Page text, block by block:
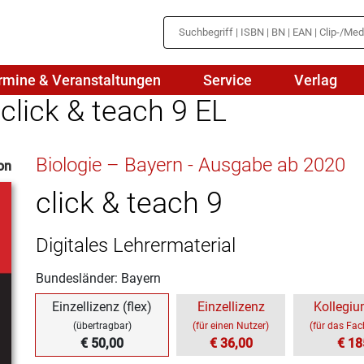
Medienbildung
Naturwissenschaften/NuT
Physik
Politik
Religion
Spanisch
& Veranstaltungen Service Verlag
& teach 9 EL
Biologie – Bayern - Ausgabe ab 2020
click & teach 9
Digitales Lehrermaterial
Bundesländer: Bayern
Einzellizenz (flex)
(übertragbar)
€ 50,00
Einzellizenz
(für einen Nutzer)
€ 36,00
(für das
€